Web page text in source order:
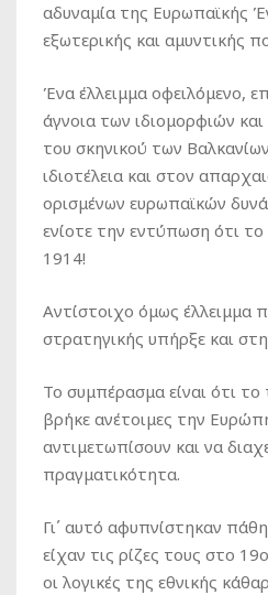
αδυναμία της Ευρωπαϊκής
εξωτερικής και αμυντικής
Ένα έλλειμμα οφειλόμενο,
άγνοια των ιδιομορφιών
του σκηνικού των
ιδιοτέλεια και στον
ορισμένων ευρωπαϊκών
ενίοτε την εντύπωση ότι
1914!
Αντίστοιχο όμως έλλειμμα
στρατηγικής υπήρξε και
Το συμπέρασμα είναι ότι
βρήκε ανέτοιμες την
αντιμετωπίσουν και να
πραγματικότητα.
Γι΄ αυτό αφυπνίστηκαν
είχαν τις ρίζες τους στο
οι λογικές της εθνικής